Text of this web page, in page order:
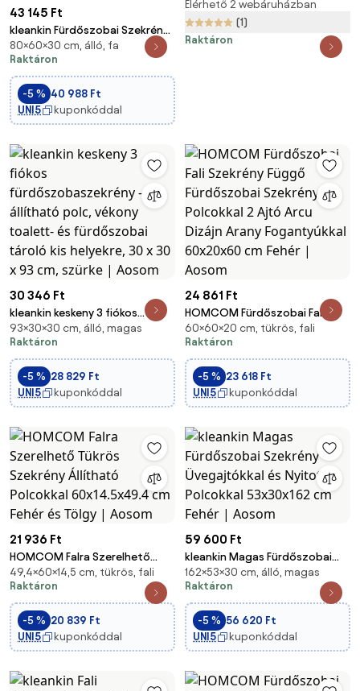
43 145 Ft
kleankin Fürdőszobai Szekrény 1
Fiókkal, 2 Ajtóval és Állítható
Belső Polccal - Multifunkcionális
Tároló Bútor - 60x30x80 cm |
Aosom
80×60×30 cm, álló, fa
Raktáron
-5 % 40 988 Ft
UNI5
kuponkóddal
POLCOS - 50 x 35 x 192 cm
Elérhető 2 webáruházban
(1)
Raktáron
30 346 Ft
kleankin keskeny 3 fiókos
fürdőszobaszekrény —
állítható polc, vékony toalett-
és fürdőszobai tároló kis
helyekre, 30 x 30 x 93 cm,
szürke | Aosom
93×30×30 cm, álló, magas
Raktáron
-5 % 28 829 Ft
UNI5
kuponkóddal
24 861 Ft
HOMCOM Fürdőszobai Fali
Szekrény Függő Fürdőszobai
Szekrény Polcokkal 2 Ajtó Arcu
Dizájn Arany Fogantyúkkal
60x20x60 cm Fehér | Aosom
60×60×20 cm, tükrös, fali
Raktáron
-5 % 23 618 Ft
UNI5
kuponkóddal
21 936 Ft
HOMCOM Falra Szerelhető
Tükrös Szekrény Állítható
Polcokkal 60x14.5x49.4 cm
Fehér és Tölgy | Aosom
49,4×60×14,5 cm, tükrös, fali
Raktáron
-5 % 20 839 Ft
UNI5
kuponkóddal
59 600 Ft
kleankin Magas Fürdőszobai
Szekrény Üvegajtókkal és
Nyitott Polcokkal 53x30x162 cm
Fehér | Aosom
162×53×30 cm, álló, magas
Raktáron
-5 % 56 620 Ft
UNI5
kuponkóddal